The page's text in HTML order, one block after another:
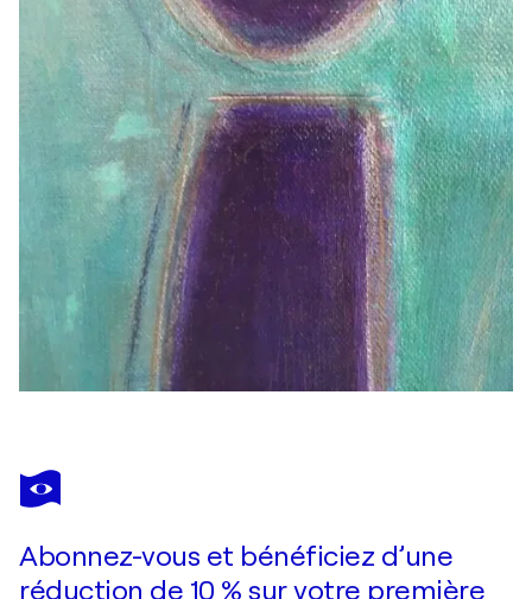
Abonnez-vous et bénéficiez d’une
réduction de 10 % sur votre première